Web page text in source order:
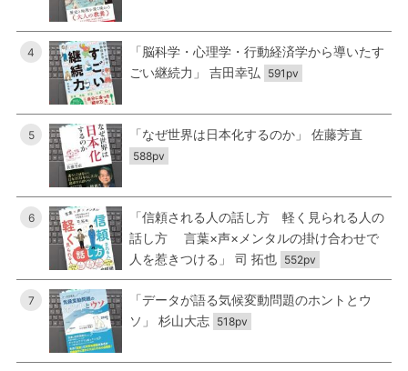
4
「脳科学・心理学・行動経済学から導いたす
ごい継続力」 吉田幸弘
591pv
5 「なぜ世界は日本化するのか」 佐藤芳直
588pv
6
「信頼される人の話し方 軽く見られる人の
話し方 言葉×声×メンタルの掛け合わせで
人を惹きつける」 司 拓也 552pv
7
「データが語る気候変動問題のホントとウ
ソ」 杉山大志 518pv